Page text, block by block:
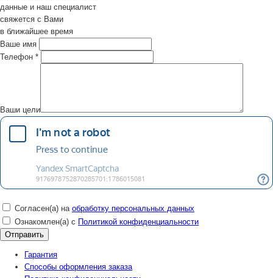
данные и наш специалист
свяжется с Вами
в ближайшее время
Ваше имя
Телефон *
Ваши цели
Согласен(а) на обработку персональных данных
Ознакомлен(а) с Политикой конфиденциальности
Гарантия
Способы оформления заказа